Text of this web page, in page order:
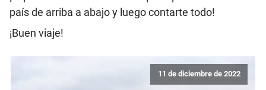
país de arriba a abajo y luego contarte todo!
¡Buen viaje!
11 de diciembre de 2022